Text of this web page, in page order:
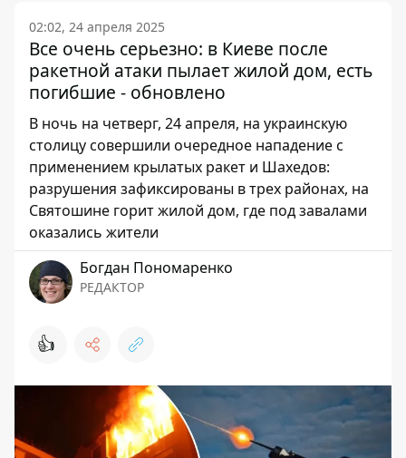
02:02, 24 апреля 2025
Все очень серьезно: в Киеве после
ракетной атаки пылает жилой дом, есть
погибшие - обновлено
В ночь на четверг, 24 апреля, на украинскую
столицу совершили очередное нападение с
применением крылатых ракет и Шахедов:
разрушения зафиксированы в трех районах, на
Святошине горит жилой дом, где под завалами
оказались жители
Богдан Пономаренко
РЕДАКТОР
👍